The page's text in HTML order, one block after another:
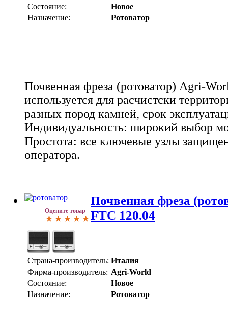
Состояние:
Новое
Назначение:
Ротоватор
Почвенная фреза (ротоватор) Agri-
используется для расчистски
разных пород камней, срок
Индивидуальность: широкий выбор
Простота: все ключевые узлы
оператора.
Оцените товар
Почвенная фреза
FTC 120.04
Страна-производитель: Италия
Фирма-производитель: Agri-World
Состояние:
Новое
Назначение:
Ротоватор